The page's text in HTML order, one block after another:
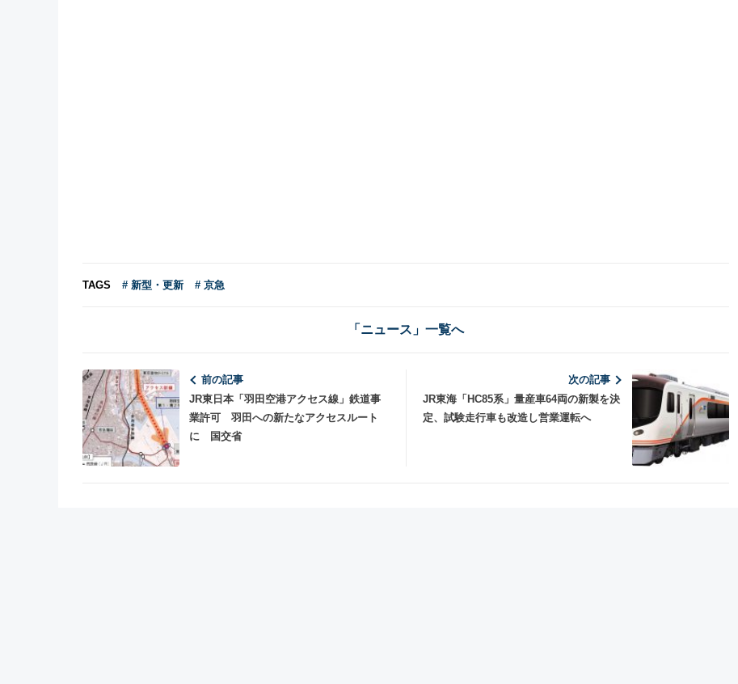
TAGS # 新型・更新 # 京急
「ニュース」一覧へ
前の記事
JR東日本「羽田空港アクセス線」鉄道事
業許可 羽田への新たなアクセスルート
に 国交省
次の記事
JR東海「HC85系」量産車64両の新製を決
定、試験走行車も改造し営業運転へ